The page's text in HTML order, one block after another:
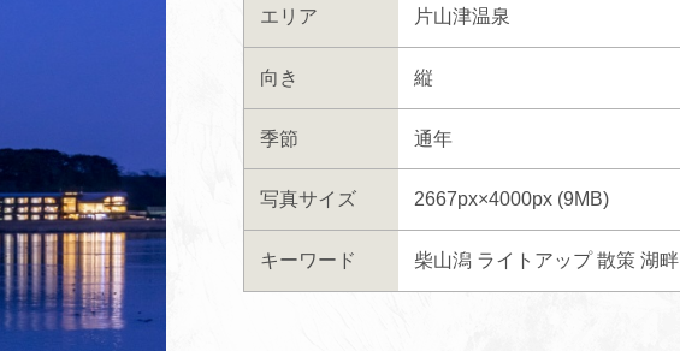
エリア 片山津温泉
向き 縦
季節 通年
写真サイズ 2667px×4000px (9MB)
キーワード 柴山潟 ライトアップ 散策 湖畔